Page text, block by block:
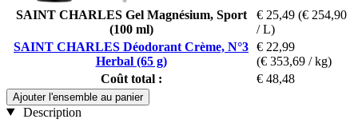
SAINT CHARLES Gel Magnésium, Sport
(100 ml)
€ 25,49 (€ 254,90
/ L)
SAINT CHARLES Déodorant Crème, N°3
Herbal (65 g)
€ 22,99
(€ 353,69 / kg)
Coût total :
€ 48,48
Ajouter l'ensemble au panier
Description